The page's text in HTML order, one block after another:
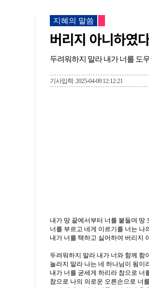
지혜의 말씀
버리지 아니하였
두려워하지 말라 내가 너를 도
기사입력: 2025-04-09 12:12:21
내가 땅 끝에서부터 너를 붙들며 땅
너를 부르고 네게 이르기를 너는 나
내가 너를 택하고 싫어하여 버리지
두려워하지 말라 내가 너와 함께 함
놀라지 말라 나는 네 하나님이 됨이
내가 너를 굳세게 하리라 참으로 너
참으로 나의 의로운 오른손으로 너